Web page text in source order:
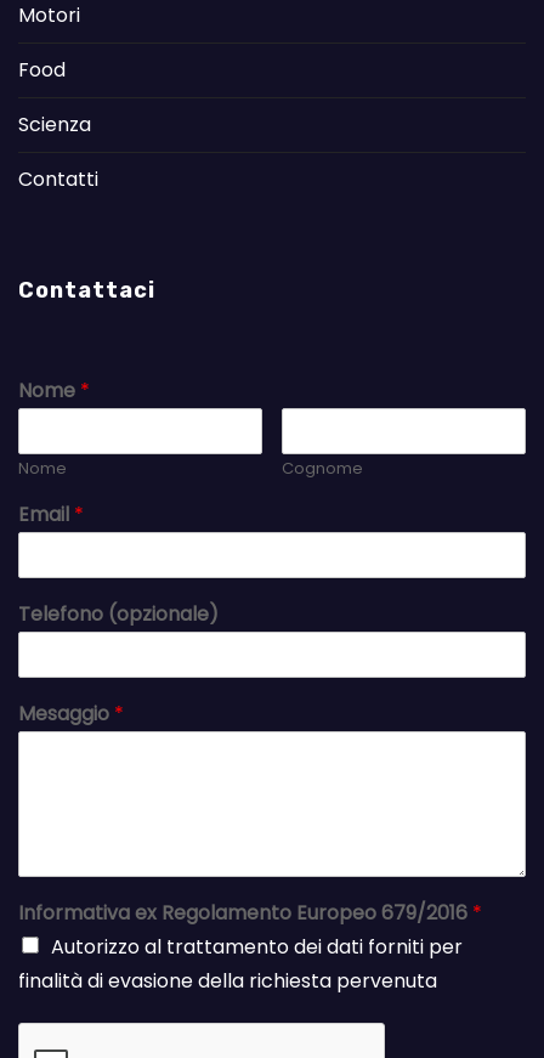
Motori
Food
Scienza
Contatti
Contattaci
Nome *
Nome Cognome
Email *
Telefono (opzionale)
Mesaggio *
Informativa ex Regolamento Europeo 679/2016 *
Autorizzo al trattamento dei dati forniti per
finalità di evasione della richiesta pervenuta